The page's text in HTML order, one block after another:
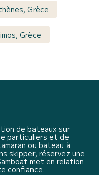
Grèce
Grèce
de bateaux sur
particuliers et de
ou bateau à
skipper, réservez une
met en relation
confiance.